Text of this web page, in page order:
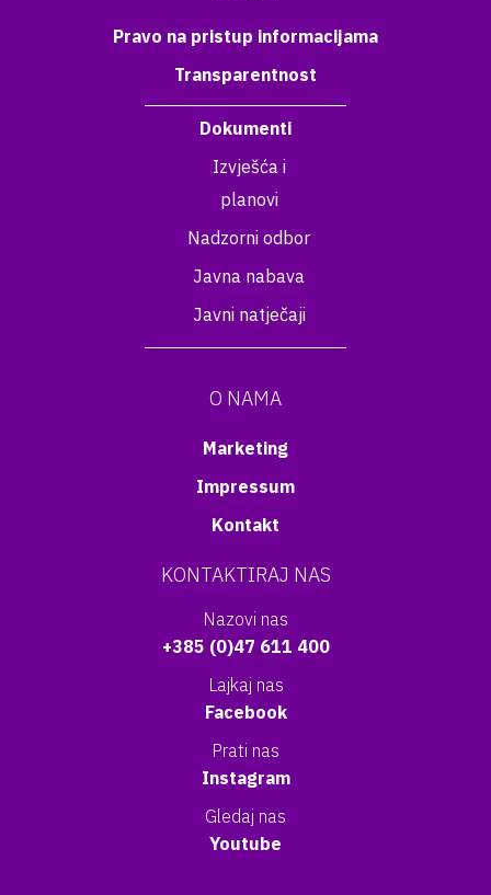
Pravo na pristup informacijama
Transparentnost
Dokumenti
Izvješća i
planovi
Nadzorni odbor
Javna nabava
Javni natječaji
O NAMA
Marketing
Impressum
Kontakt
KONTAKTIRAJ NAS
Nazovi nas
+385 (0)47 611 400
Lajkaj nas
Facebook
Prati nas
Instagram
Gledaj nas
Youtube